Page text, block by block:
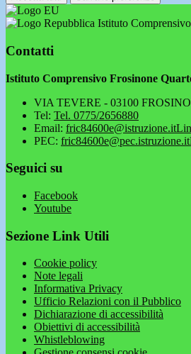
Istituto
Contatti
Istituto Comprensivo Frosinone
VIA TEVERE - 03100
Tel: Tel. 0775/2656880
Email: fric84600e@istruzione.it
PEC: fric84600e@pec.istruzione.it
Seguici su
Facebook
Youtube
Sezione Link Utili
Cookie policy
Note legali
Informativa Privacy
Ufficio Relazioni con il Pubblico
Dichiarazione di accessibilità
Obiettivi di accessibilità
Whistleblowing